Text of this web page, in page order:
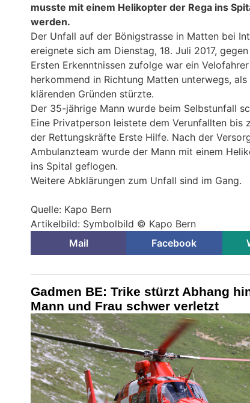
musste mit einem Helikopter der Rega ins
werden.
Der Unfall auf der Bönigstrasse in Matten bei
ereignete sich am Dienstag, 18. Juli 2017,
Ersten Erkenntnissen zufolge war ein
herkommend in Richtung Matten unterwegs,
klärenden Gründen stürzte.
Der 35-jährige Mann wurde beim Selbstunfall
Eine Privatperson leistete dem Verunfallten bis
der Rettungskräfte Erste Hilfe. Nach der
Ambulanzteam wurde der Mann mit einem
ins Spital geflogen.
Weitere Abklärungen zum Unfall sind im Gang.
Quelle: Kapo Bern
Artikelbild: Symbolbild © Kapo Bern
Mail
Facebook
Gadmen BE: Trike stürzt Abhang
Mann und Frau schwer verletzt